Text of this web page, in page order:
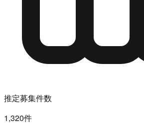
推定募集件数
1,320件